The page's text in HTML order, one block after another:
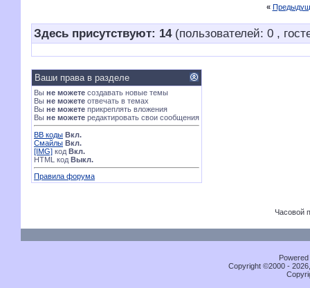
«
Здесь присутствуют: 14 (пользователей: 0 ,
Ваши права в разделе
Вы не можете создавать новые темы
Вы не можете отвечать в темах
Вы не можете прикреплять вложения
Вы не можете редактировать свои сообщения
BB коды Вкл.
Смайлы Вкл.
[IMG] код Вкл.
HTML код Выкл.
Правила форума
Часовой
Copyright ©2000 -